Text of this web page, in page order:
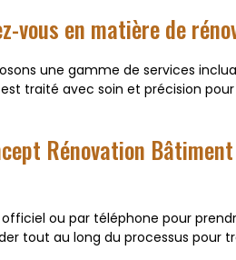
vous en matière de
une gamme de services
traité avec soin et précision
Rénovation
ou par téléphone pour
tout au long du processus pour